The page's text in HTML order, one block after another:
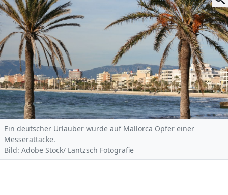
Ein deutscher Urlauber wurde auf Mallorca Opfer einer
Messerattacke.
Bild: Adobe Stock/ Lantzsch Fotografie